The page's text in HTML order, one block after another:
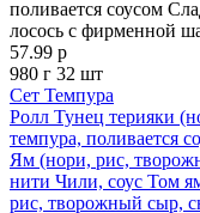
поливается соусом
лосось с фирменной
57.99 р
980 г 32 шт
Сет Темпура
Ролл Тунец терияки
темпура, поливается
Ям (нори, рис,
нити Чили, соус Том
рис, творожный сыр,